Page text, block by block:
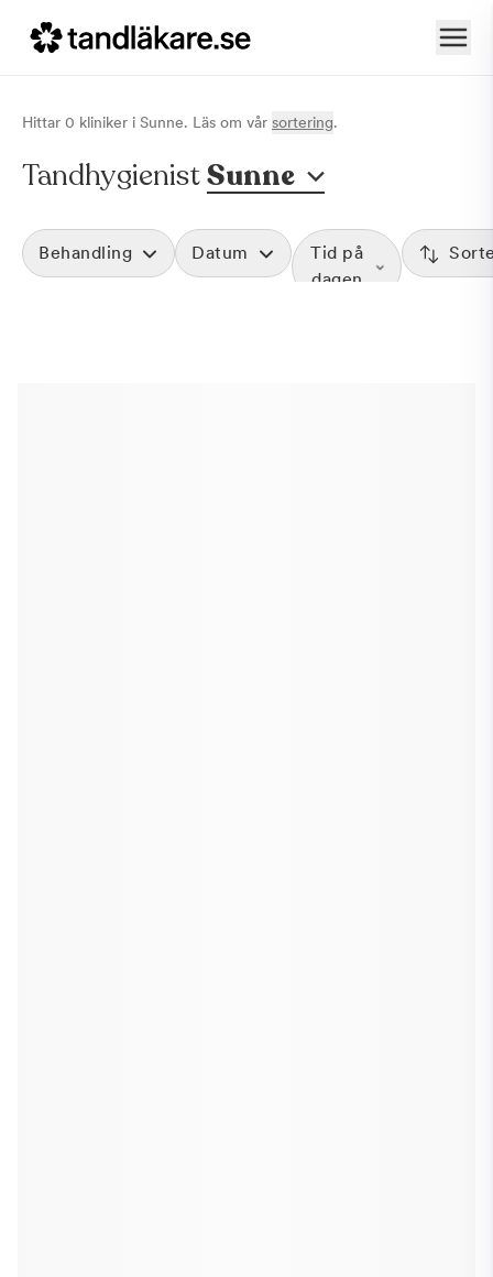
Hittar 0 kliniker i Sunne. Läs om vår sortering.
TandhygienistSunne
Behandling Datum
Tid på
dagen